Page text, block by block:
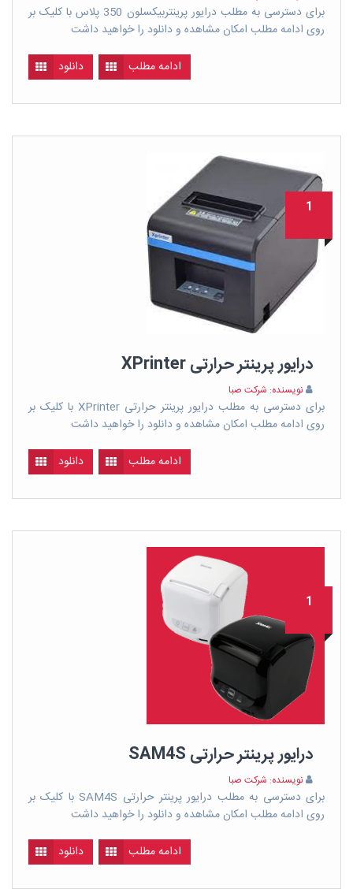
برای دسترسی به مطلب درایور پرینتربیکسلون 350 پلاس با کلیک بر
روی ادامه مطلب امکان مشاهده و دانلود را خواهید داشت
دانلود
ادامه مطلب
1
درایور پرینتر حرارتی XPrinter
نویسنده: شرکت صبا
برای دسترسی به مطلب درایور پرینتر حرارتی XPrinter با کلیک بر
روی ادامه مطلب امکان مشاهده و دانلود را خواهید داشت
دانلود
ادامه مطلب
1
درایور پرینتر حرارتی SAM4S
نویسنده: شرکت صبا
برای دسترسی به مطلب درایور پرینتر حرارتی SAM4S با کلیک بر
روی ادامه مطلب امکان مشاهده و دانلود را خواهید داشت
دانلود
ادامه مطلب